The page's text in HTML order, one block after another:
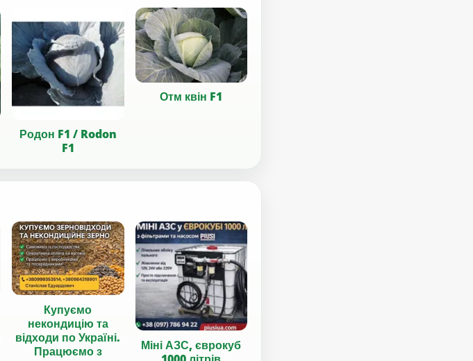
Родон F1 / Rodon
F1
Отм квін F1
Купуємо
некондицію та
відходи по Україні.
Працюємо з
Міні АЗС, єврокуб